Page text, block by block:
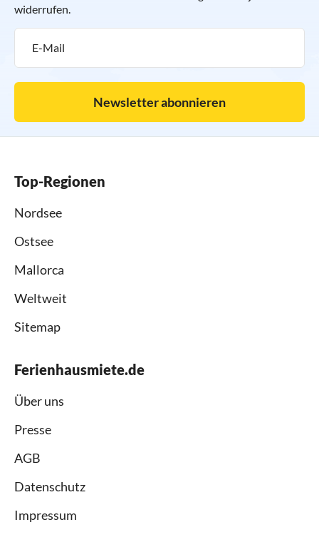
widerrufen.
Newsletter abonnieren
Top-Regionen
Nordsee
Ostsee
Mallorca
Weltweit
Sitemap
Ferienhausmiete.de
Über uns
Presse
AGB
Datenschutz
Impressum